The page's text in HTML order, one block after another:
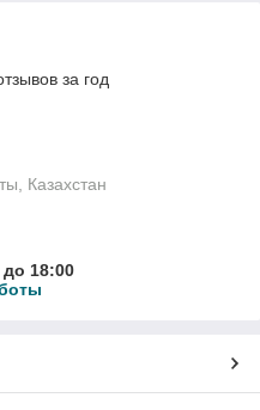
за год
Казахстан
до 18:00